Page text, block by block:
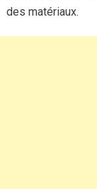
des matériaux.